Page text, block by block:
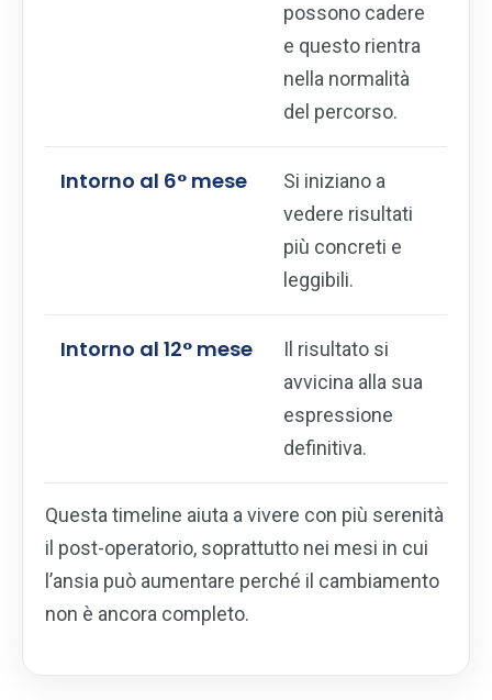
possono cadere
e questo rientra
nella normalità
del percorso.
Intorno al 6° mese
Si iniziano a
vedere risultati
più concreti e
leggibili.
Intorno al 12° mese
Il risultato si
avvicina alla sua
espressione
definitiva.
Questa timeline aiuta a vivere con più serenità
il post-operatorio, soprattutto nei mesi in cui
l’ansia può aumentare perché il cambiamento
non è ancora completo.